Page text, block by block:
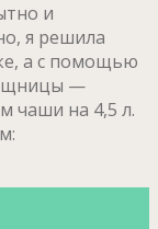
и
я решила
а с помощью
—
чаши на 4,5 л.